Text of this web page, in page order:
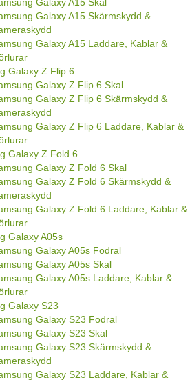
Galaxy A15 Skal
Galaxy A15 Skärmskydd &
Galaxy A15 Laddare, Kablar &
Galaxy Z Flip 6
Galaxy Z Flip 6 Skal
Galaxy Z Flip 6 Skärmskydd &
Galaxy Z Flip 6 Laddare, Kablar &
Galaxy Z Fold 6
Galaxy Z Fold 6 Skal
Galaxy Z Fold 6 Skärmskydd &
Galaxy Z Fold 6 Laddare, Kablar &
Galaxy A05s
Galaxy A05s Fodral
Galaxy A05s Skal
Galaxy A05s Laddare, Kablar &
Galaxy S23
Galaxy S23 Fodral
Galaxy S23 Skal
Galaxy S23 Skärmskydd &
Galaxy S23 Laddare, Kablar &